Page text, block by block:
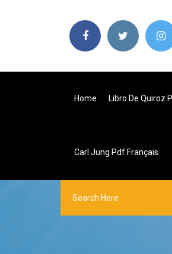
Home Libro De Quiroz
Carl Jung Pdf Français